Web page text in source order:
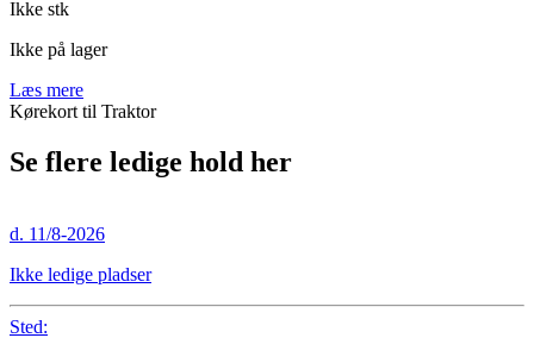
Ikke stk
Ikke på lager
Læs mere
Kørekort til Traktor
Se flere ledige hold her
d. 11/8-2026
Ikke ledige pladser
Sted: